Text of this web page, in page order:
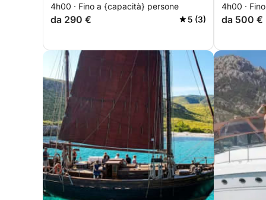
4h00 · Fino a {capacità} persone
da 290 € 5 (3)
4h00 ·
da 500 €